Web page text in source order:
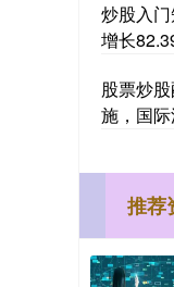
炒股入
增长
股票炒
施，国
推荐